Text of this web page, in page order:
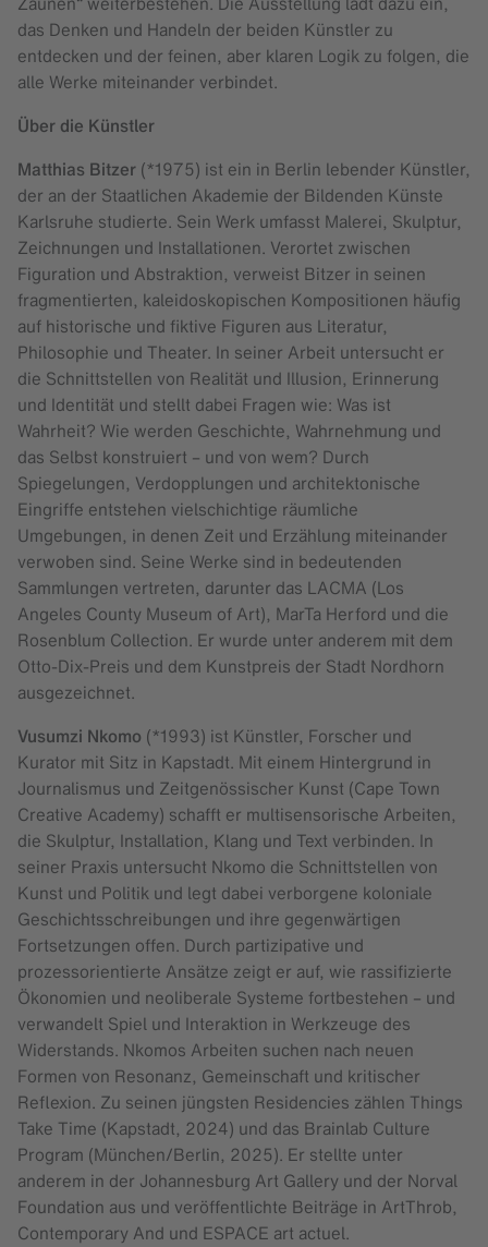
das Denken und Handeln der beiden Künstler zu
entdecken und der feinen, aber klaren Logik zu folgen, die
alle Werke miteinander verbindet.
Über die Künstler
Matthias Bitzer (*1975) ist ein in Berlin lebender Künstler,
der an der Staatlichen Akademie der Bildenden Künste
Karlsruhe studierte. Sein Werk umfasst Malerei, Skulptur,
Zeichnungen und Installationen. Verortet zwischen
Figuration und Abstraktion, verweist Bitzer in seinen
fragmentierten, kaleidoskopischen Kompositionen häufig
auf historische und fiktive Figuren aus Literatur,
Philosophie und Theater. In seiner Arbeit untersucht er
die Schnittstellen von Realität und Illusion, Erinnerung
und Identität und stellt dabei Fragen wie: Was ist
Wahrheit? Wie werden Geschichte, Wahrnehmung und
das Selbst konstruiert – und von wem? Durch
Spiegelungen, Verdopplungen und architektonische
Eingriffe entstehen vielschichtige räumliche
Umgebungen, in denen Zeit und Erzählung miteinander
verwoben sind. Seine Werke sind in bedeutenden
Sammlungen vertreten, darunter das LACMA (Los
Angeles County Museum of Art), MarTa Herford und die
Rosenblum Collection. Er wurde unter anderem mit dem
Otto-Dix-Preis und dem Kunstpreis der Stadt Nordhorn
ausgezeichnet.
Vusumzi Nkomo (*1993) ist Künstler, Forscher und
Kurator mit Sitz in Kapstadt. Mit einem Hintergrund in
Journalismus und Zeitgenössischer Kunst (Cape Town
Creative Academy) schafft er multisensorische Arbeiten,
die Skulptur, Installation, Klang und Text verbinden. In
seiner Praxis untersucht Nkomo die Schnittstellen von
Kunst und Politik und legt dabei verborgene koloniale
Geschichtsschreibungen und ihre gegenwärtigen
Fortsetzungen offen. Durch partizipative und
prozessorientierte Ansätze zeigt er auf, wie rassifizierte
Ökonomien und neoliberale Systeme fortbestehen – und
verwandelt Spiel und Interaktion in Werkzeuge des
Widerstands. Nkomos Arbeiten suchen nach neuen
Formen von Resonanz, Gemeinschaft und kritischer
Reflexion. Zu seinen jüngsten Residencies zählen Things
Take Time (Kapstadt, 2024) und das Brainlab Culture
Program (München/Berlin, 2025). Er stellte unter
anderem in der Johannesburg Art Gallery und der Norval
Foundation aus und veröffentlichte Beiträge in ArtThrob,
Contemporary And und ESPACE art actuel.